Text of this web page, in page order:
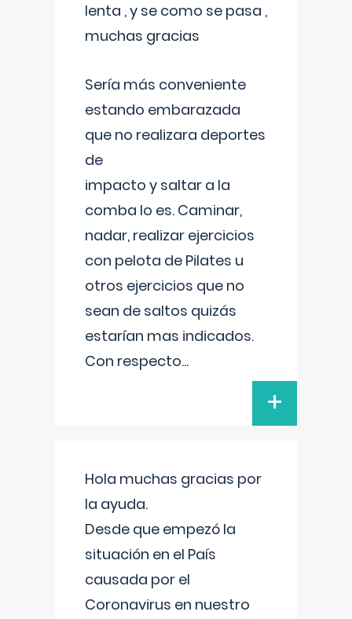
lenta , y se como se pasa ,
muchas gracias
Sería más conveniente
estando embarazada
que no realizara deportes
de
impacto y saltar a la
comba lo es. Caminar,
nadar, realizar ejercicios
con pelota de Pilates u
otros ejercicios que no
sean de saltos quizás
estarían mas indicados.
Con respecto...
+
Hola muchas gracias por
la ayuda.
Desde que empezó la
situación en el País
causada por el
Coronavirus en nuestro